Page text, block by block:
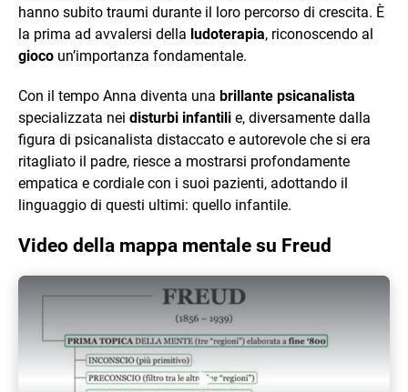
hanno subito traumi durante il loro percorso di crescita. È
la prima ad avvalersi della ludoterapia, riconoscendo al
gioco un’importanza fondamentale.
Con il tempo Anna diventa una brillante psicanalista
specializzata nei disturbi infantili e, diversamente dalla
figura di psicanalista distaccato e autorevole che si era
ritagliato il padre, riesce a mostrarsi profondamente
empatica e cordiale con i suoi pazienti, adottando il
linguaggio di questi ultimi: quello infantile.
Video della mappa mentale su Freud